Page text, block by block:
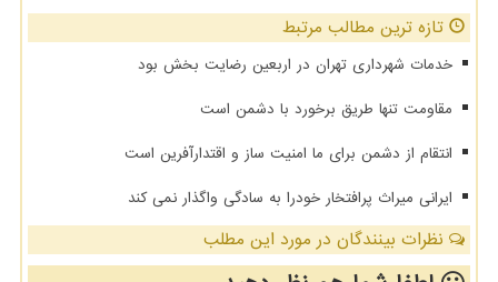
تازه ترین مطالب مرتبط
خدمات شهرداری تهران در اربعین رضایت بخش بود
مقاومت تنها طریق برخورد با دشمن است
انتقام از دشمن برای ما امنیت ساز و اقتدارآفرین است
ایرانی میراث پرافتخار خودرا به سادگی واگذار نمی کند
نظرات بینندگان در مورد این مطلب